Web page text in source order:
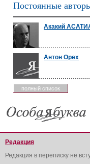
Постоянные
Акакий
Антон Орех
полный список
Редакция
Редакция в переписку не